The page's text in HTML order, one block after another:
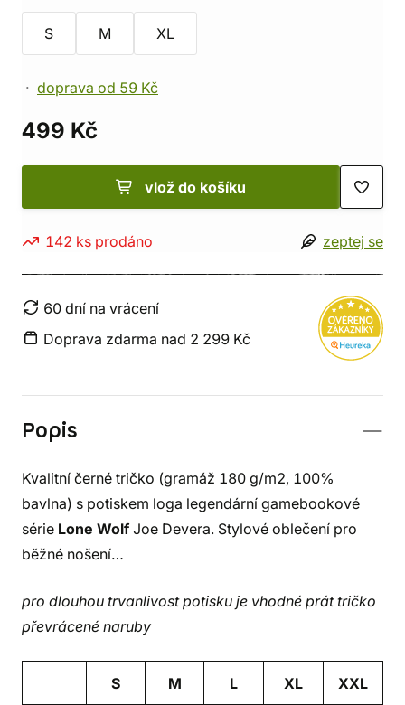
S M XL
doprava od 59 Kč
499 Kč
vlož do košíku
142 ks prodáno zeptej se
60 dní na vrácení
Doprava zdarma nad 2 299 Kč
Popis
Kvalitní černé tričko (gramáž 180 g/m2, 100%
bavlna) s potiskem loga legendární gamebookové
série Lone WolfJoe Devera. Stylové oblečení pro
běžné nošení…
pro dlouhou trvanlivost potisku je vhodné prát tričko
převrácené naruby
S M L XL XXL